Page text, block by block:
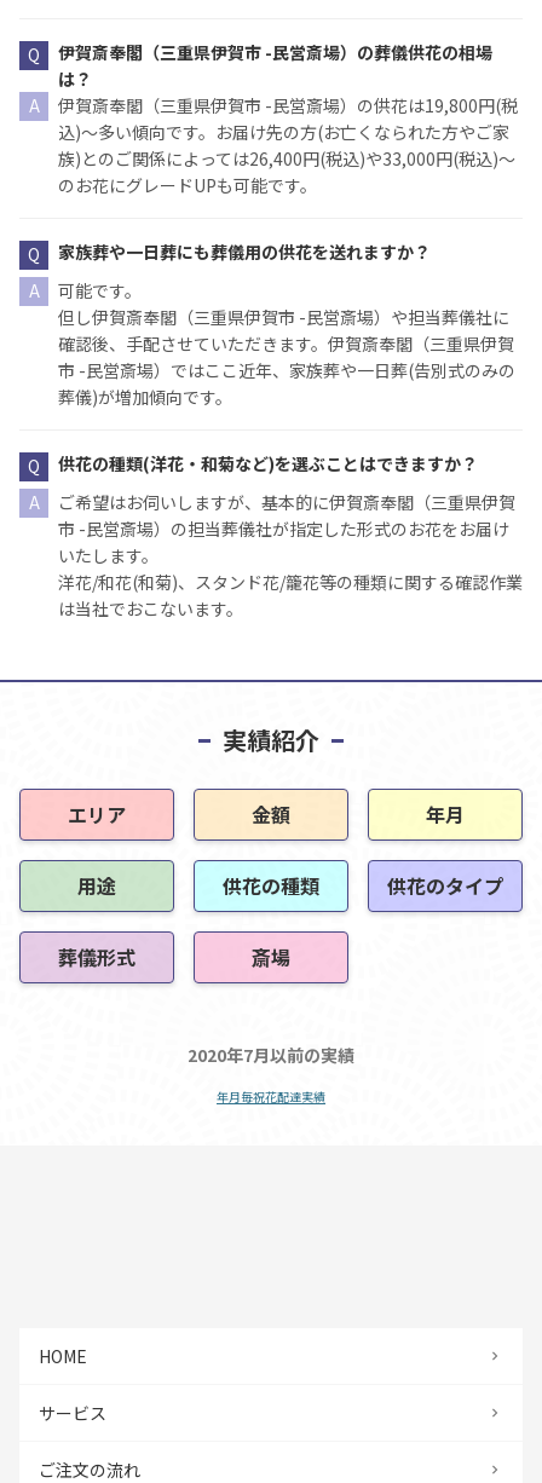
伊賀斎奉閣（三重県伊賀市 -民営斎場）の葬儀供花の相場
は？
伊賀斎奉閣（三重県伊賀市 -民営斎場）の供花は19,800円(税
込)〜多い傾向です。お届け先の方(お亡くなられた方やご家
族)とのご関係によっては26,400円(税込)や33,000円(税込)〜
のお花にグレードUPも可能です。
家族葬や一日葬にも葬儀用の供花を送れますか？
可能です。
但し伊賀斎奉閣（三重県伊賀市 -民営斎場）や担当葬儀社に
確認後、手配させていただきます。伊賀斎奉閣（三重県伊賀
市 -民営斎場）ではここ近年、家族葬や一日葬(告別式のみの
葬儀)が増加傾向です。
供花の種類(洋花・和菊など)を選ぶことはできますか？
ご希望はお伺いしますが、基本的に伊賀斎奉閣（三重県伊賀
市 -民営斎場）の担当葬儀社が指定した形式のお花をお届け
いたします。
洋花/和花(和菊)、スタンド花/籠花等の種類に関する確認作業
は当社でおこないます。
実績紹介
エリア 金額 年月
用途 供花の種類 供花のタイプ
葬儀形式 斎場
2020年7月以前の実績
年月毎祝花配達実績
HOME
サービス
ご注文の流れ